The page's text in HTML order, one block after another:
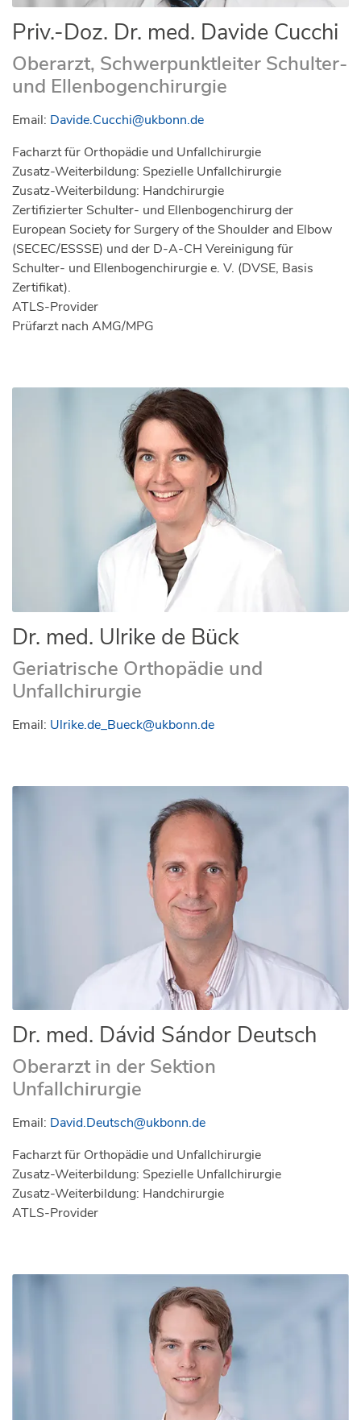
Priv.-Doz. Dr. med. Davide Cucchi
Oberarzt, Schwerpunktleiter Schulter-
und Ellenbogenchirurgie
Email: Davide.Cucchi@ukbonn.de
Facharzt für Orthopädie und Unfallchirurgie
Zusatz-Weiterbildung: Spezielle Unfallchirurgie
Zusatz-Weiterbildung: Handchirurgie
Zertifizierter Schulter- und Ellenbogenchirurg der
European Society for Surgery of the Shoulder and Elbow
(SECEC/ESSSE) und der D-A-CH Vereinigung für
Schulter- und Ellenbogenchirurgie e. V. (DVSE, Basis
Zertifikat).
ATLS-Provider
Prüfarzt nach AMG/MPG
Dr. med. Ulrike de Bück
Geriatrische Orthopädie und
Unfallchirurgie
Email: Ulrike.de_Bueck@ukbonn.de
Dr. med. Dávid Sándor Deutsch
Oberarzt in der Sektion
Unfallchirurgie
Email: David.Deutsch@ukbonn.de
Facharzt für Orthopädie und Unfallchirurgie
Zusatz-Weiterbildung: Spezielle Unfallchirurgie
Zusatz-Weiterbildung: Handchirurgie
ATLS-Provider